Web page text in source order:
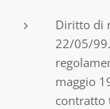
Diritto di
22/05/
maggio
contratto